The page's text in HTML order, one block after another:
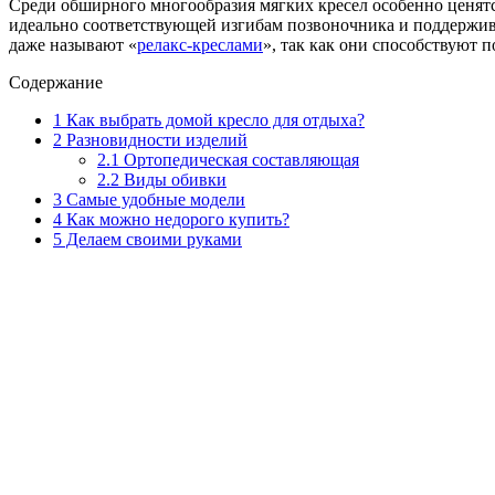
Среди обширного многообразия мягких кресел особенно
идеально соответствующей изгибам позвоночника и
даже называют «релакс-креслами», так как они способствуют
Содержание
1 Как выбрать домой кресло для отдыха?
2 Разновидности изделий
2.1 Ортопедическая составляющая
2.2 Виды обивки
3 Самые удобные модели
4 Как можно недорого купить?
5 Делаем своими руками